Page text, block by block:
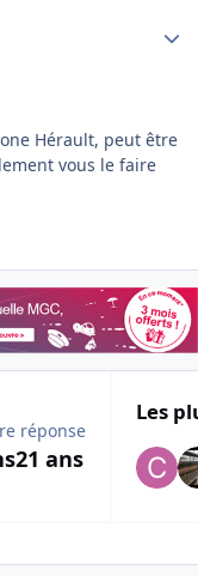
Hérault, peut être
vous le faire
réponse
21 ans
Les
overview